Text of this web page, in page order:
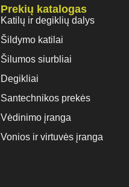
Prekių katalogas
Katilų ir degiklių dalys
Šildymo katilai
Šilumos siurbliai
Degikliai
Santechnikos prekės
Vėdinimo įranga
Vonios ir virtuvės įranga